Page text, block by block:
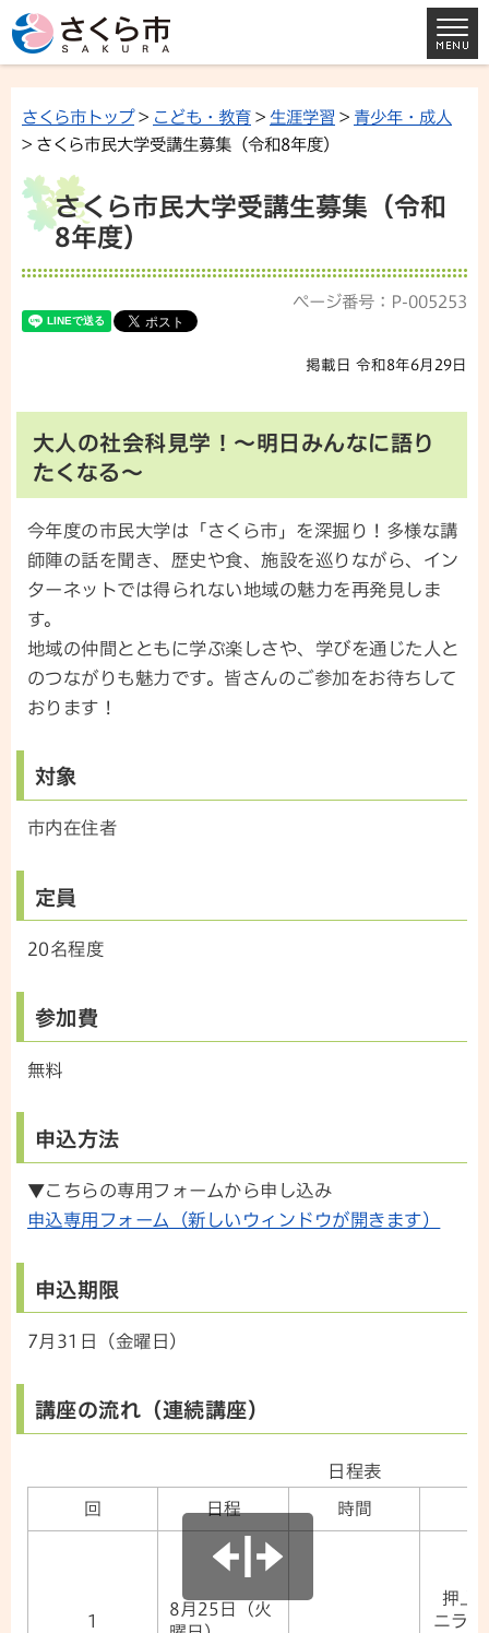
さくら市トップ> こども・教育 > 生涯学習 > 青少年・成人
> さくら市民大学受講生募集（令和8年度）
さくら市民大学受講生募集（令和
8年度）
ページ番号：P-005253
掲載日 令和8年6月29日
大人の社会科見学！～明日みんなに語り
たくなる～
今年度の市民大学は「さくら市」を深掘り！多様な講
師陣の話を聞き、歴史や食、施設を巡りながら、イン
ターネットでは得られない地域の魅力を再発見しま
す。
地域の仲間とともに学ぶ楽しさや、学びを通じた人と
のつながりも魅力です。皆さんのご参加をお待ちして
おります！
対象
市内在住者
定員
20名程度
参加費
無料
申込方法
▼こちらの専用フォームから申し込み
申込専用フォーム（新しいウィンドウが開きます）
申込期限
7月31日（金曜日）
講座の流れ（連続講座）
日程表
回 日程 時間
1
8月25日（火
押上
ニラ